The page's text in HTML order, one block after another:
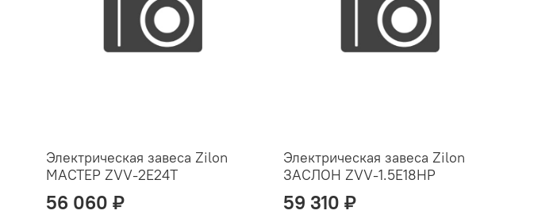
Электрическая завеса Zilon
МАСТЕР ZVV-2E24T
56 060 ₽
Электрическая завеса Zilon
ЗАСЛОН ZVV-1.5E18HP
59 310 ₽